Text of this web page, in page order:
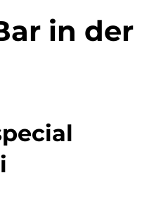
in der